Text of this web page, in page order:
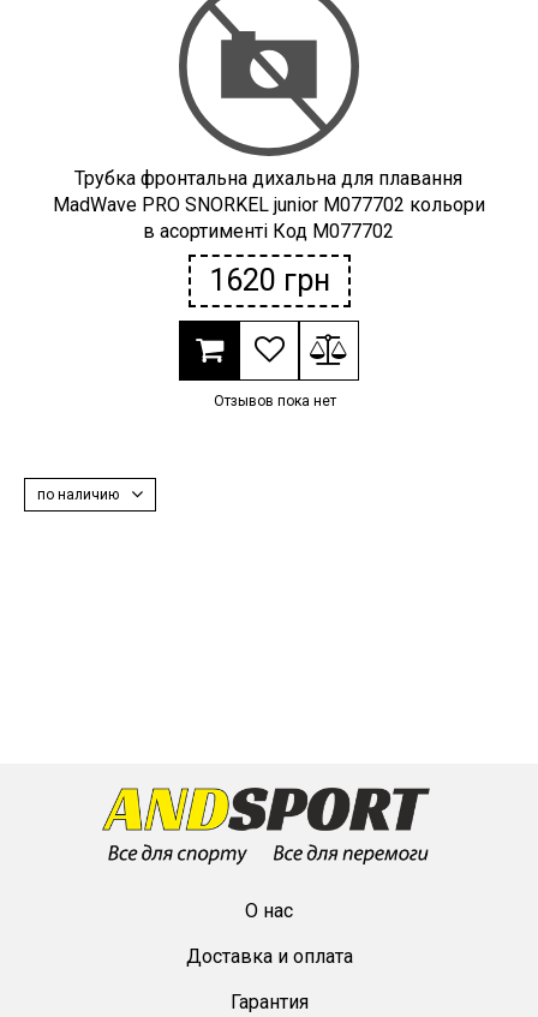
Трубка фронтальна дихальна для плавання
MadWave PRO SNORKEL junior M077702 кольори
в асортименті Код M077702
1620 грн
Отзывов пока нет
по наличию
О нас
Доставка и оплата
Гарантия